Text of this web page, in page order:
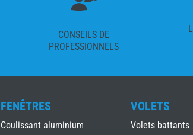
CONSEILS DE
PROFESSIONNELS
FENÊTRES
Coulissant aluminium
VOLETS
Volets battants